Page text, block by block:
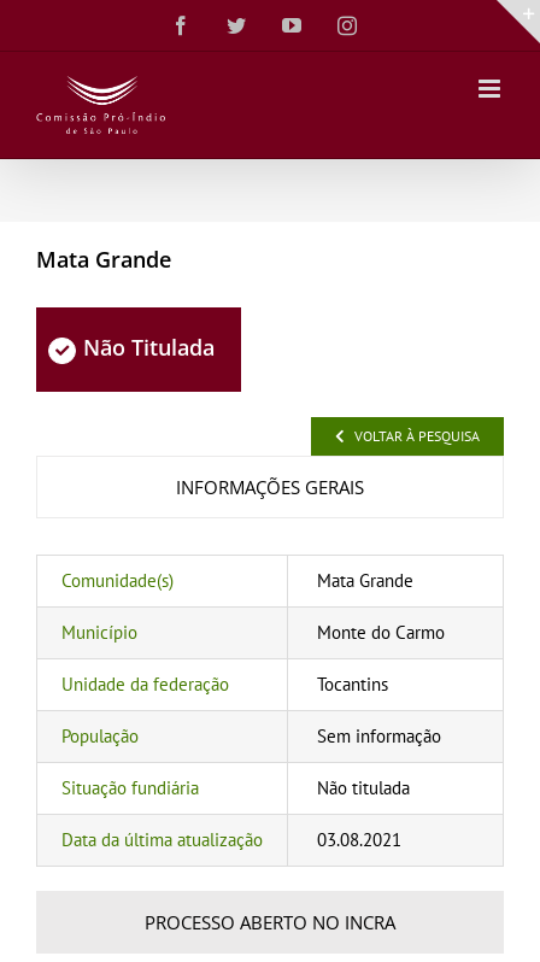
conteúdo
FacebookTwitterYouTubeInstagram
Mata Grande
Não Titulada
VOLTAR À PESQUISA
INFORMAÇÕES GERAIS
Comunidade(s) Mata Grande
Município Monte do Carmo
Unidade da federação Tocantins
População Sem informação
Situação fundiária Não titulada
Data da última atualização 03.08.2021
PROCESSO ABERTO NO INCRA